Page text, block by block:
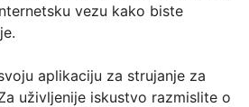
vezu kako biste
aplikaciju za strujanje za
uživljenije iskustvo razmislite o